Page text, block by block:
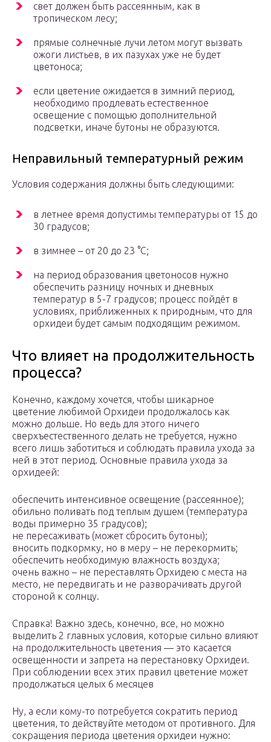
свет должен быть рассеянным, как в
тропическом лесу;
прямые солнечные лучи летом могут вызвать
ожоги листьев, в их пазухах уже не будет
цветоноса;
если цветение ожидается в зимний период,
необходимо продлевать естественное
освещение с помощью дополнительной
подсветки, иначе бутоны не образуются.
Неправильный температурный режим
Условия содержания должны быть следующими:
в летнее время допустимы температуры от 15 до
30 градусов;
в зимнее – от 20 до 23 °C;
на период образования цветоносов нужно
обеспечить разницу ночных и дневных
температур в 5-7 градусов; процесс пойдёт в
условиях, приближенных к природным, что для
орхидеи будет самым подходящим режимом.
Что влияет на продолжительность
процесса?
Конечно, каждому хочется, чтобы шикарное
цветение любимой Орхидеи продолжалось как
можно дольше. Но ведь для этого ничего
сверхъестественного делать не требуется, нужно
всего лишь заботиться и соблюдать правила ухода за
ней в этот период. Основные правила ухода за
орхидеей:
обеспечить интенсивное освещение (рассеянное);
обильно поливать под теплым душем (температура
воды примерно 35 градусов);
не пересаживать (может сбросить бутоны);
вносить подкормку, но в меру – не перекормить;
обеспечить необходимую влажность воздуха;
очень важно – не переставлять Орхидею с места на
место, не передвигать и не разворачивать другой
стороной к солнцу.
Справка! Важно здесь, конечно, все, но можно
выделить 2 главных условия, которые сильно влияют
на продолжительность цветения — это касается
освещенности и запрета на перестановку Орхидеи.
При соблюдении всех этих правил цветение может
продолжаться целых 6 месяцев
Ну, а если кому-то потребуется сократить период
цветения, то действуйте методом от противного. Для
сокращения периода цветения орхидеи нужно: